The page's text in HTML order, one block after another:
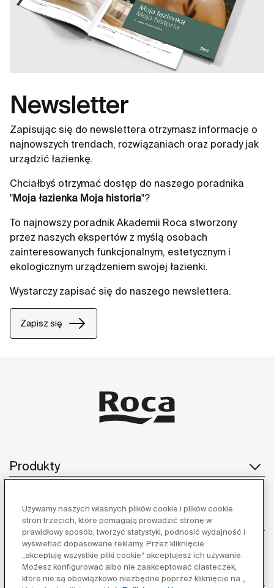
Newsletter
Zapisując się do newslettera otrzymasz informacje o
najnowszych trendach, rozwiązaniach oraz porady jak
urządzić łazienkę.
Chciałbyś otrzymać dostęp do naszego poradnika
"Moja łazienka Moja historia"?
To najnowszy poradnik Akademii Roca stworzony
przez naszych ekspertów z myślą osobach
zainteresowanych funkcjonalnym, estetycznym i
ekologicznym urządzeniem swojej łazienki.
Wystarczy zapisać się do naszego newslettera.
Zapisz się
Produkty
Obsługa klienta
O nas
Używamy naszych własnych plików cookie i plików cookie
stron trzecich, które pomagają prowadzić stronę w
prawidłowy sposób, tworzyć statystyki, podnosić wydajność i
wyświetlać dopasowane reklamy. Przez kliknięcie
„akceptuję wszystkie pliki cookie“ akceptujesz ich używanie.
Możesz konfigurować albo nie zaakceptować ciasteczek,
które nie są obowiązkowo niezbędne poprzez kliknięcie na „